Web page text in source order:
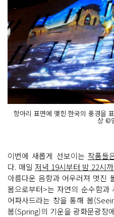
항아리 표면에 맺힌 한국의 풍경을
상 ©
이번에 새롭게 선보이는 작품들
다. 매일 저녁 19시부터 밤 22시까
아름다운 음향과 어우러져 멋진
봄으로부터>는 자연의 순수함과
어파사드라는 창을 통해 봄
봄(Spring)의 기운을 광화문광장